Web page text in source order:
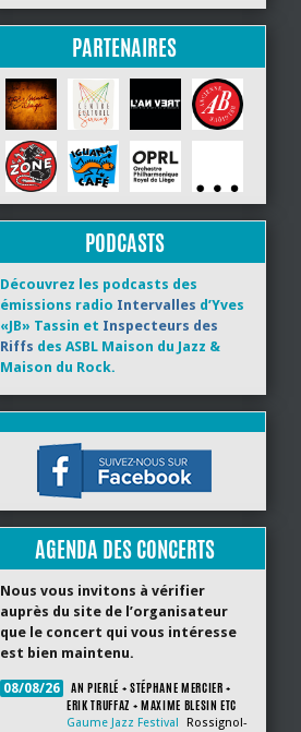
PARTENAIRES
PODCASTS
Découvrez les podcasts des
émissions radio Intervalles d’Yves
«JB» Tassin et Inspecteurs des
Riffs des ASBL Maison du Jazz &
Maison du Rock.
AGENDA DES CONCERTS
Nous vous invitons à vérifier
auprès du site de l’organisateur
que le concert qui vous intéresse
est bien maintenu.
08/08/26
AN PIERLÉ + STÉPHANE MERCIER +
ERIK TRUFFAZ + MAXIME BLESIN ETC
Gaume Jazz Festival
Rossignol-